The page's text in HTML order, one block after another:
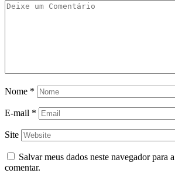
Nome *
E-mail *
Site
Salvar meus dados neste navegador para
comentar.